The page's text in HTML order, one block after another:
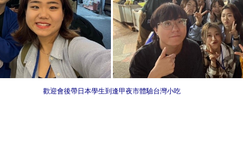
歡迎會後帶日本學生到逢甲夜市體驗台灣小吃